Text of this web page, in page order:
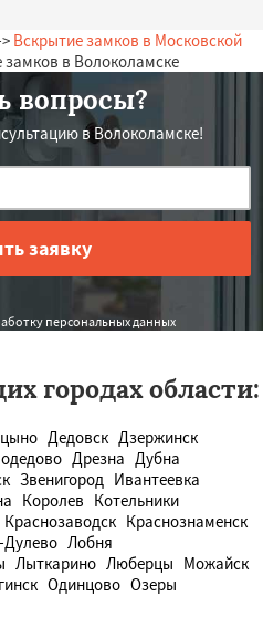
Вскрытие замков в Московской
в Волоколамске
вопросы?
в Волоколамске!
персональных данных
городах области:
Дедовск Дзержинск
Дрезна Дубна
Звенигород Ивантеевка
Королев Котельники
Краснозаводск Краснознаменск
Дулево Лобня
Лыткарино Люберцы Можайск
Одинцово Озеры